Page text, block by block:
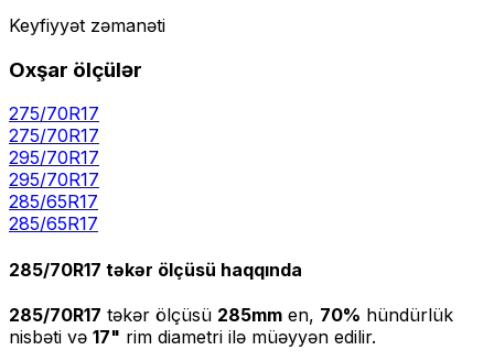
Keyfiyyət zəmanəti
Oxşar ölçülər
275/70R17
275/70R17
295/70R17
295/70R17
285/65R17
285/65R17
285/70R17 təkər ölçüsü haqqında
285/70R17 təkər ölçüsü 285mm en, 70% hündürlük
nisbəti və 17" rim diametri ilə müəyyən edilir.